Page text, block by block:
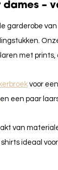
dames –
garderobe
met
voor
en een paar
van
ideaal